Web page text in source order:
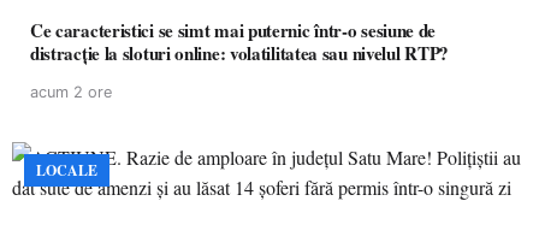
Ce caracteristici se simt mai puternic într-o sesiune de
distracție la sloturi online: volatilitatea sau nivelul RTP?
acum 2 ore
LOCALE